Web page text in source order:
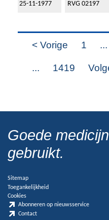
25-11-1977 RVG 02197
< Vorige 1 ...
... 1419
Goede
gebruikt.
Sitemap
Toegankelijkheid
Cookies
Abonneren op nieuwsservice
Contact